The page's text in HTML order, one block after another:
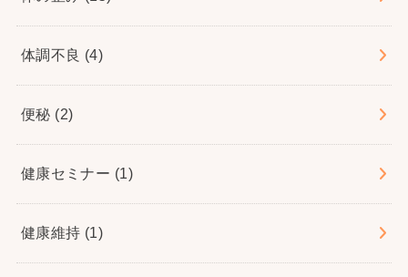
体調不良 (4)
便秘 (2)
健康セミナー (1)
健康維持 (1)